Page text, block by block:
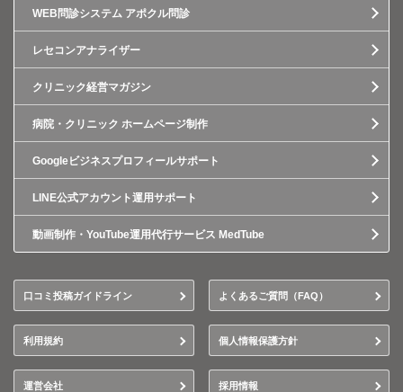
WEB問診システム アポクル問診
レセコンアナライザー
クリニック経営マガジン
病院・クリニック ホームページ制作
Googleビジネスプロフィールサポート
LINE公式アカウント運用サポート
動画制作・YouTube運用代行サービス MedTube
口コミ投稿ガイドライン よくあるご質問（FAQ）
利用規約 個人情報保護方針
運営会社 採用情報